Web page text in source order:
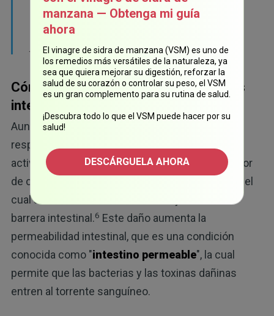
no solo perjudica al cerebro, sino también al
microbioma y los metabolitos que éste
produce".
Cómo el estrés afecta la homeostasis
intestinal
Aunque las bacterias intestinales modulan la
respuesta al estrés, el estrés crónico también
activa el eje HPA, lo que secreta el factor liberador
de corticotropina (CRF, por sus siglas en inglés), el
cual altera la microbiota intestinal y debilita la
barrera intestinal.6 Este daño aumenta la
permeabilidad intestinal, que es una condición
conocida como "intestino permeable", la cual
permite que las bacterias y las toxinas dañinas
entren al torrente sanguíneo.
manzana — Obtenga mi guía
ahora
El vinagre de sidra de manzana (VSM) es uno de
los remedios más versátiles de la naturaleza, ya
sea que quiera mejorar su digestión, reforzar la
salud de su corazón o controlar su peso, el VSM
es un gran complemento para su rutina de salud.
¡Descubra todo lo que el VSM puede hacer por su
salud!
DESCÁRGUELA AHORA